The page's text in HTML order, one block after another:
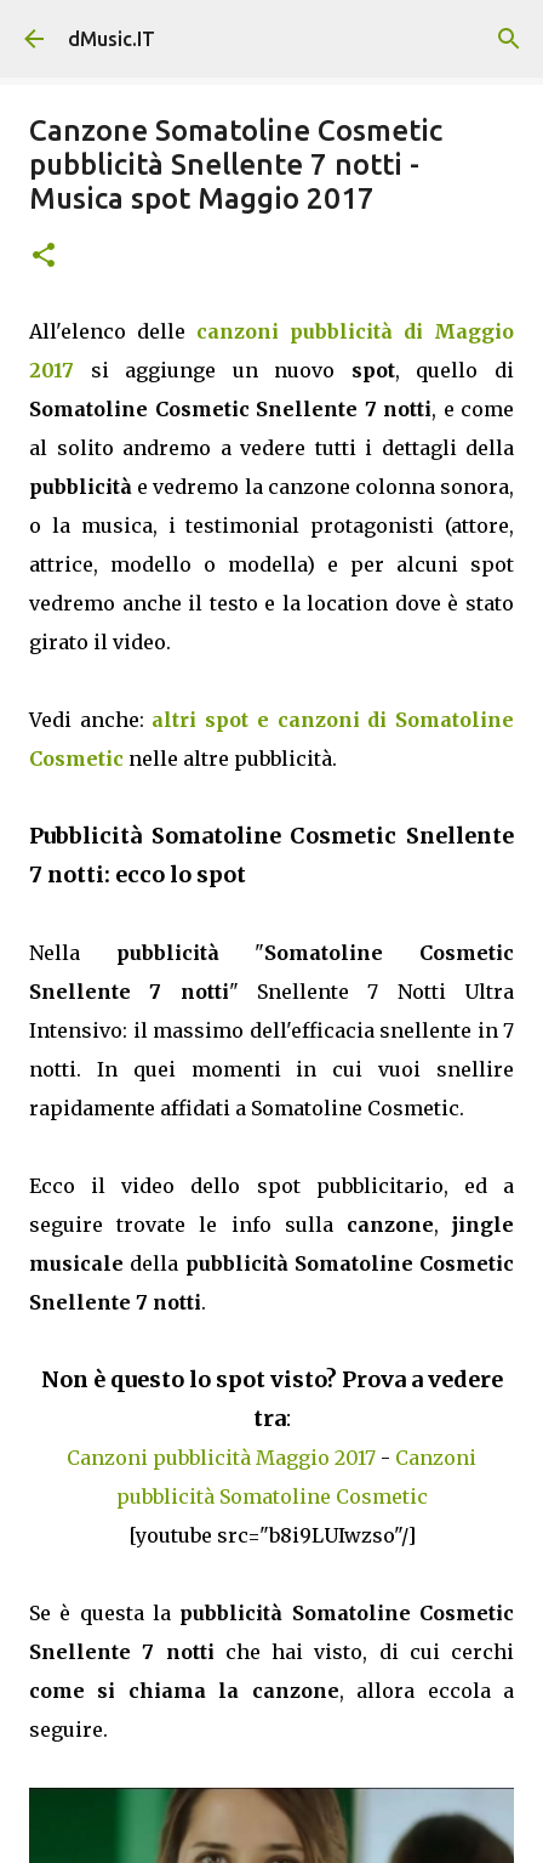
Passa ai contenuti principali
dMusic.IT
Canzone Somatoline Cosmetic
pubblicità Snellente 7 notti -
Musica spot Maggio 2017
All'elenco delle canzoni pubblicità di Maggio
2017 si aggiunge un nuovo spot, quello di
Somatoline Cosmetic Snellente 7 notti, e come
al solito andremo a vedere tutti i dettagli della
pubblicità e vedremo la canzone colonna sonora,
o la musica, i testimonial protagonisti (attore,
attrice, modello o modella) e per alcuni spot
vedremo anche il testo e la location dove è stato
girato il video.
Vedi anche: altri spot e canzoni di Somatoline
Cosmetic nelle altre pubblicità.
Pubblicità Somatoline Cosmetic Snellente
7 notti: ecco lo spot
Nella pubblicità"Somatoline Cosmetic
Snellente 7 notti" Snellente 7 Notti Ultra
Intensivo: il massimo dell'efficacia snellente in 7
notti. In quei momenti in cui vuoi snellire
rapidamente affidati a Somatoline Cosmetic.
Ecco il video dello spot pubblicitario, ed a
seguire trovate le info sulla canzone,jingle
musicale della pubblicità Somatoline Cosmetic
Snellente 7 notti.
Non è questo lo spot visto? Prova a vedere
tra:
Canzoni pubblicità Maggio 2017 - Canzoni
pubblicità Somatoline Cosmetic
[youtube src="b8i9LUIwzso"/]
Se è questa la pubblicità Somatoline Cosmetic
Snellente 7 notti che hai visto, di cui cerchi
come si chiama la canzone, allora eccola a
seguire.